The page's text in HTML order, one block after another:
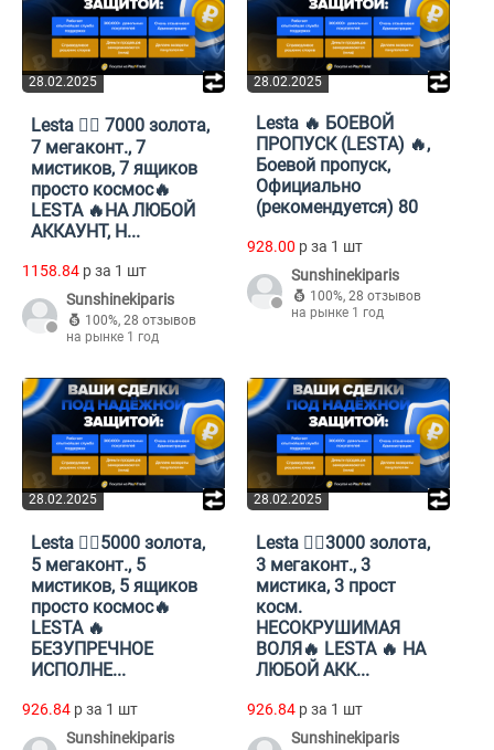
28.02.2025
Lesta ❤️‍🔥 7000 золота,
7 мегаконт., 7
мистиков, 7 ящиков
просто космос🔥
LESTA 🔥НА ЛЮБОЙ
АККАУНТ, Н...
1158.84 p за 1 шт
Sunshinekiparis
100%, 28 отзывов
на рынке 1 год
28.02.2025
Lesta 🔥 БОЕВОЙ
ПРОПУСК (LESTA) 🔥,
Боевой пропуск,
Официально
(рекомендуется) 80
928.00 p за 1 шт
Sunshinekiparis
100%, 28 отзывов
на рынке 1 год
28.02.2025
Lesta ❤️‍🔥5000 золота,
5 мегаконт., 5
мистиков, 5 ящиков
просто космос🔥
LESTA 🔥
БЕЗУПРЕЧНОЕ
ИСПОЛНЕ...
926.84 p за 1 шт
Sunshinekiparis
28.02.2025
Lesta ❤️‍🔥3000 золота,
3 мегаконт., 3
мистика, 3 прост
косм.
НЕСОКРУШИМАЯ
ВОЛЯ🔥 LESTA 🔥 НА
ЛЮБОЙ АКК...
926.84 p за 1 шт
Sunshinekiparis